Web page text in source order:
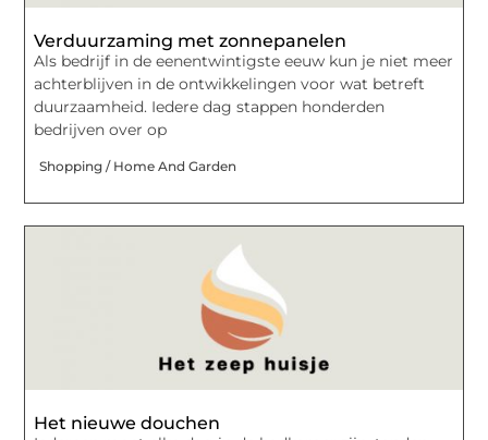
Verduurzaming met zonnepanelen
Als bedrijf in de eenentwintigste eeuw kun je niet meer
achterblijven in de ontwikkelingen voor wat betreft
duurzaamheid. Iedere dag stappen honderden
bedrijven over op
Shopping / Home And Garden
Het nieuwe douchen